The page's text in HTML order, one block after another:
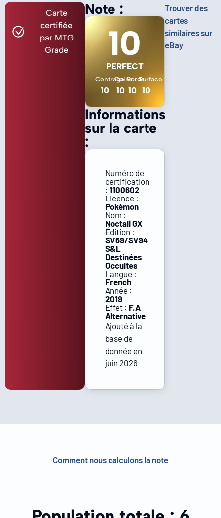
Carte
certifiée
par MTG
Grade
Informations
sur la carte
:
Numéro de
certification
: 1100602
Licence :
Pokémon
Nom :
Noctali GX
Édition :
SV69/SV94
S&L
Destinées
Occultes
Langue :
French
Année :
2019
Effet : F.A
Alternative
Ajouté à la
base de
donnée en
juin 2026
Note :
10
PERFECT
Centrage
10
Coins
10
Bords
10
Surface
10
Trouver des
cartes
similaires sur
eBay
Comment nous calculons la note